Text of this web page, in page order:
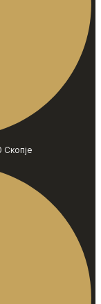
Скопје